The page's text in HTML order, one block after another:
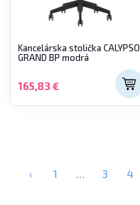
Kancelárska stolička CALYPSO
GRAND BP modrá
165,83 €
‹ 1 … 3 4